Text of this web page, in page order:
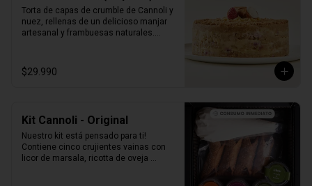
Torta de capas de crumble de Cannoli y
nuez, rellenas de un delicioso manjar
artesanal y frambuesas naturales.
$29.990
Kit Cannoli - Original
Nuestro kit está pensado para ti!
Contiene cinco crujientes vainas con
licor de marsala, ricotta de oveja